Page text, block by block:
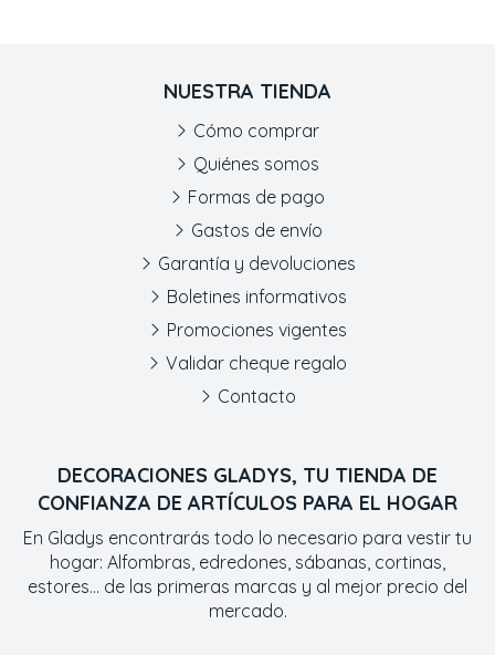
DECORACIONES GLADYS, TU TIENDA DE
CONFIANZA DE ARTÍCULOS PARA EL HOGAR
En Gladys encontrarás todo lo necesario para vestir tu
hogar: Alfombras, edredones, sábanas, cortinas,
estores... de las primeras marcas y al mejor precio del
mercado.
NUESTRA TIENDA
Cómo comprar
Quiénes somos
Formas de pago
Gastos de envío
Garantía y devoluciones
Boletines informativos
Promociones vigentes
Validar cheque regalo
Contacto